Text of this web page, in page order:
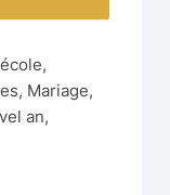
,
, Mariage,
an,